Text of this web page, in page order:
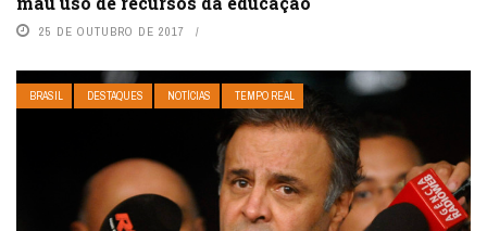
25 DE OUTUBRO DE 2017
BRASIL DESTAQUES NOTÍCIAS TEMPO REAL